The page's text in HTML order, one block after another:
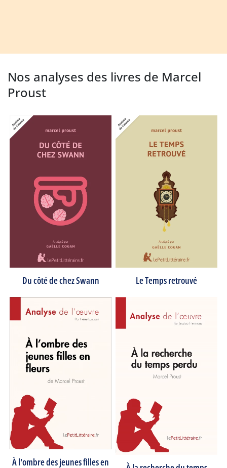
Nos analyses des livres de Marcel
Proust
Du côté de chez Swann Le Temps retrouvé
À l'ombre des jeunes filles en